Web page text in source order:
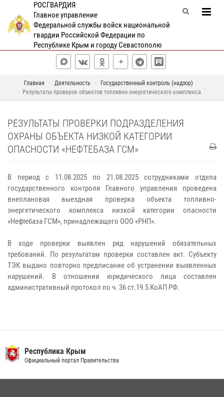
РОСГВАРДИЯ
Главное управление
Федеральной службы войск национальной
гвардии Российской Федерации по
Республике Крым и городу Севастополю
Главная Деятельность
Государственный контроль (надзор)
Результаты проверок объектов топливно-энергетического комплекса
РЕЗУЛЬТАТЫ ПРОВЕРКИ ПОДРАЗДЕЛЕНИЯ
ОХРАНЫ ОБЪЕКТА НИЗКОЙ КАТЕГОРИИ
ОПАСНОСТИ «НЕФТЕБАЗА ГСМ»
В период с 11.08.2025 по 21.08.2025 сотрудниками отдела
государственного контроля Главного управления проведена
внеплановая выездная проверка объекта топливно-
энергетического комплекса низкой категории опасности
«Нефтебаза ГСМ», принадлежащего ООО «РНП».
В ходе проверки выявлен ряд нарушений обязательных
требований. По результатам проверки составлен акт. Субъекту
ТЭК выдано повторно предписание об устранении выявленных
нарушений. В отношении юридического лица составлен
административный протокол по ч. 36 ст.19.5 КоАП РФ.
Республика Крым
Официальный портал Правительства